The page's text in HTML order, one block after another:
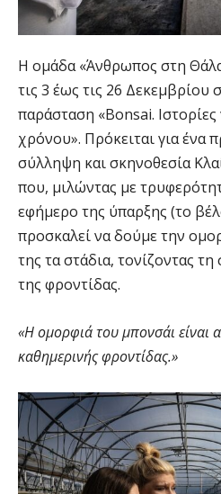
Η ομάδα «Άνθρωπος στη
τις 3 έως τις 26 Δεκεμβρίου
παράσταση «Bonsai.
χρόνου». Πρόκειται για ένα
σύλληψη και σκηνοθεσία
που, μιλώντας με
εφήμερο της ύπαρξης (το
προσκαλεί να δούμε την
της τα στάδια, τονίζοντας
της φροντίδας.
«Η ομορφιά του μπονσάι είναι
καθημερινής φροντίδας.»